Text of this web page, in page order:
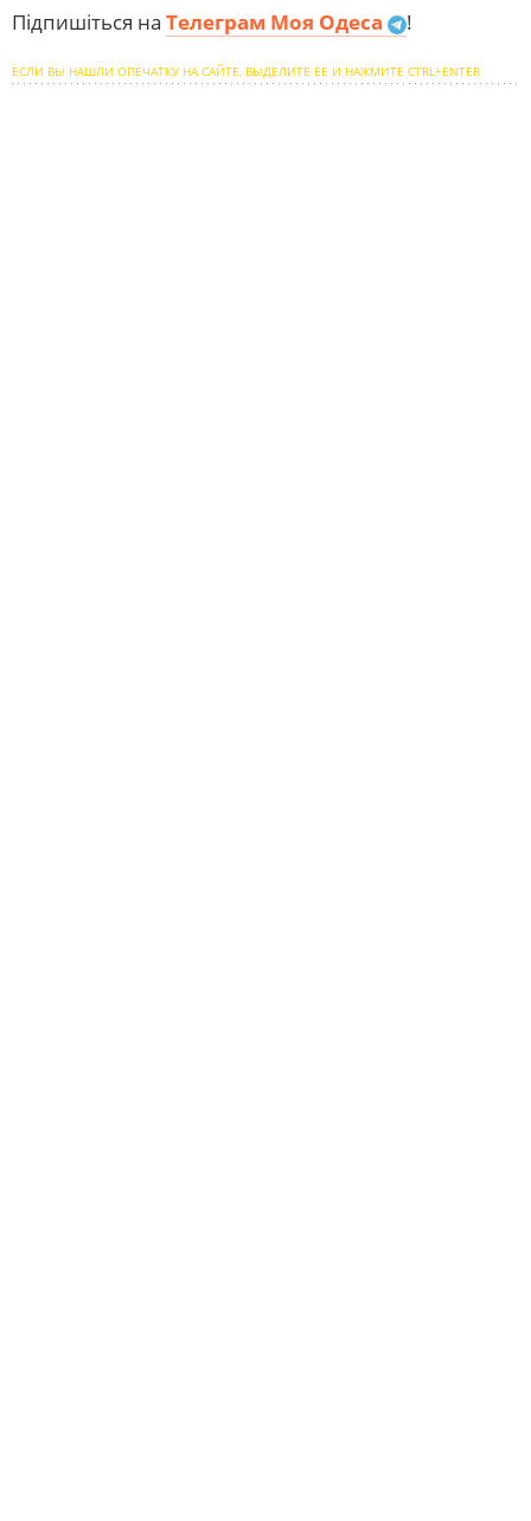
Підпишіться на Телеграм Моя Одеса !
ЕСЛИ ВЫ НАШЛИ ОПЕЧАТКУ НА САЙТЕ, ВЫДЕЛИТЕ ЕЕ И НАЖМИТЕ CTRL+ENTER